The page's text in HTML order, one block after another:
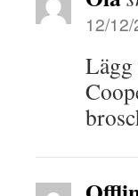
12/